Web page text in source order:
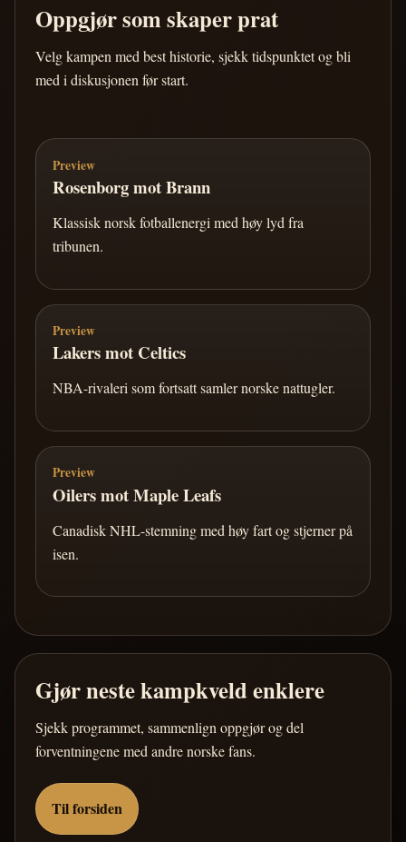
Oppgjør som skaper prat
Velg kampen med best historie, sjekk tidspunktet og bli
med i diskusjonen før start.
Preview
Rosenborg mot Brann
Klassisk norsk fotballenergi med høy lyd fra
tribunen.
Preview
Lakers mot Celtics
NBA-rivaleri som fortsatt samler norske nattugler.
Preview
Oilers mot Maple Leafs
Canadisk NHL-stemning med høy fart og stjerner på
isen.
Gjør neste kampkveld enklere
Sjekk programmet, sammenlign oppgjør og del
forventningene med andre norske fans.
Til forsiden